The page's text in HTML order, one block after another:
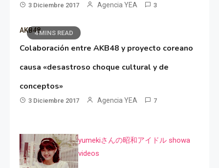
3 Diciembre 2017 Agencia YEA 3
4 MINS READ
AKB48
Colaboración entre AKB48 y proyecto coreano
causa «desastroso choque cultural y de
conceptos»
3 Diciembre 2017 Agencia YEA 7
yumekiさんの昭和アイドル showa
videos